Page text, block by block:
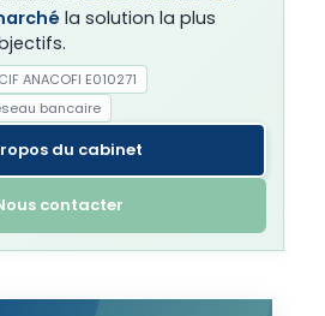
la solution la plus
CIF ANACOFI E010271
bancaire
du cabinet
contacter